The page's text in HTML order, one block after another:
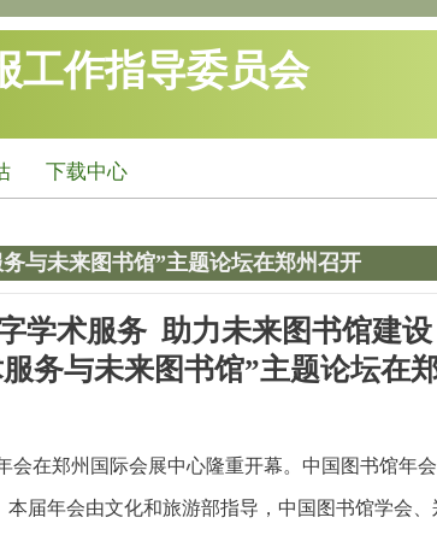
工作指导委员会
下载中心
与未来图书馆”主题论坛在郑州召开
学术服务 助力未来图书馆建设
务与未来图书馆”主题论坛在
会在郑州国际会展中心隆重开幕。中国图书馆年
届年会由文化和旅游部指导，中国图书馆学会